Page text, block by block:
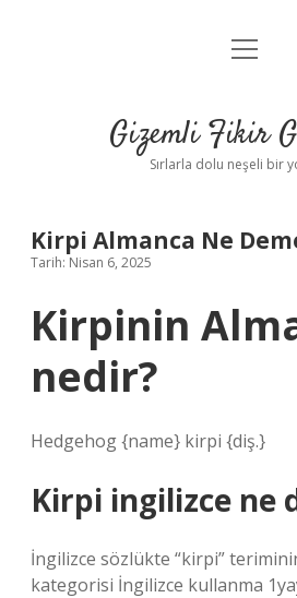
Anasayfa
Yasal Uyarı
menüyü
Gizemli Fikir
Sırlarla dolu neşeli bir
Kirpi Almanca Ne
Tarih: Nisan 6, 2025
Kirpinin
nedir?
Hedgehog {name} kirpi {diş.}
Kirpi ingilizce ne
İngilizce sözlükte “kirpi”
kategorisi İngilizce kullanma